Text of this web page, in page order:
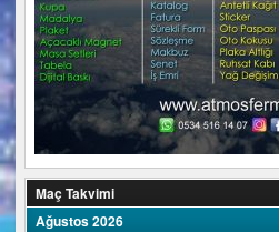
Maç Takvimi
Ağustos 2026